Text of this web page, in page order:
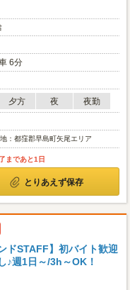
6分
夕方 夜
夜勤
：都窪郡早島町矢尾エリア
まであと1日
とりあえず保存
ドSTAFF】初バイト歓迎
♪週1日～/3h～OK！